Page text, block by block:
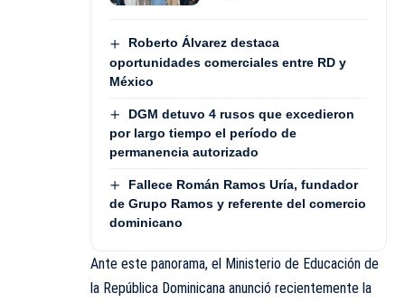
Roberto Álvarez destaca
oportunidades comerciales entre RD y
México
DGM detuvo 4 rusos que excedieron
por largo tiempo el período de
permanencia autorizado
Fallece Román Ramos Uría, fundador
de Grupo Ramos y referente del comercio
dominicano
Ante este panorama, el Ministerio de Educación de
la República Dominicana anunció recientemente la